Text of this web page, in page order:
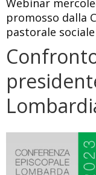
promosso dalla
pastorale